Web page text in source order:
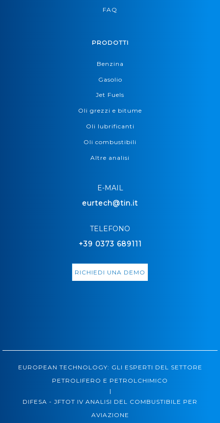
FAQ
PRODOTTI
Benzina
Gasolio
Jet Fuels
Oli grezzi e bitume
Oli lubrificanti
Oli combustibili
Altre analisi
E-MAIL
eurtech@tin.it
TELEFONO
+39 0373 689111
RICHIEDI UNA DEMO
EUROPEAN TECHNOLOGY: GLI ESPERTI DEL SETTORE
PETROLIFERO E PETROLCHIMICO
|
DIFESA - JFTOT IV ANALISI DEL COMBUSTIBILE PER
AVIAZIONE